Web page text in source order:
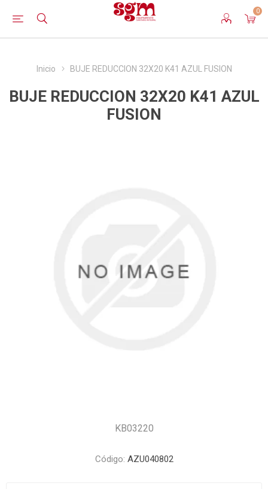
0
Inicio BUJE REDUCCION 32X20 K41 AZUL FUSION
BUJE REDUCCION 32X20 K41 AZUL
FUSION
KB03220
Código: AZU040802